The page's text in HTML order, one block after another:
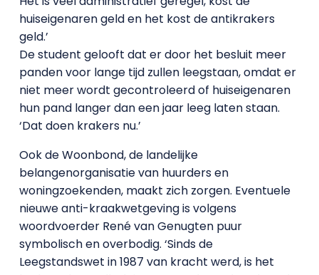
huiseigenaren geld en het kost de antikrakers
geld.’
De student gelooft dat er door het besluit meer
panden voor lange tijd zullen leegstaan, omdat er
niet meer wordt gecontroleerd of huiseigenaren
hun pand langer dan een jaar leeg laten staan.
‘Dat doen krakers nu.’
Ook de Woonbond, de landelijke
belangenorganisatie van huurders en
woningzoekenden, maakt zich zorgen. Eventuele
nieuwe anti-kraakwetgeving is volgens
woordvoerder René van Genugten puur
symbolisch en overbodig. ‘Sinds de
Leegstandswet in 1987 van kracht werd, is het